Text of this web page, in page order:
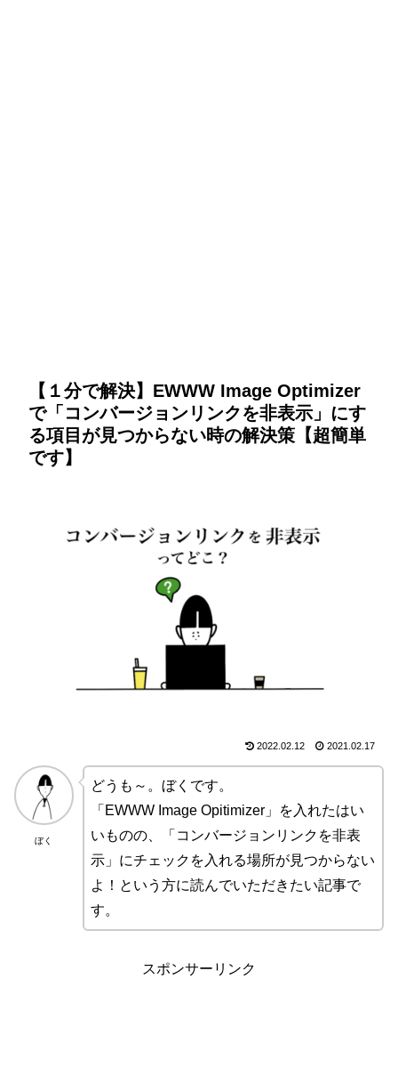
【１分で解決】EWWW Image Optimizer
で「コンバージョンリンクを非表示」にす
る項目が見つからない時の解決策【超簡単
です】
2022.02.12 2021.02.17
ぼく
どうも～。ぼくです。
「EWWW Image Opitimizer」を入れたはい
いものの、「コンバージョンリンクを非表
示」にチェックを入れる場所が見つからない
よ！という方に読んでいただきたい記事で
す。
スポンサーリンク